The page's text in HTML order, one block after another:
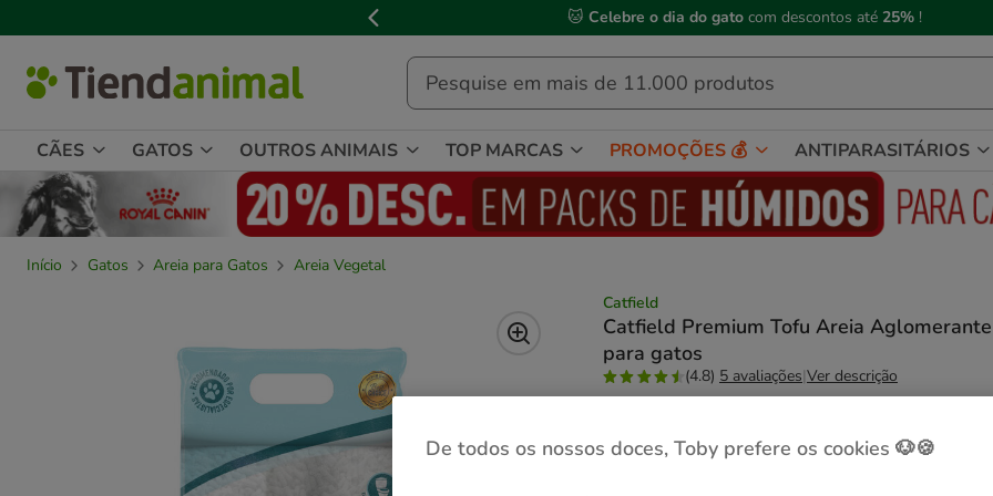
de
mensagem,
🐱 Celebre o dia do gato com descontos até 25% !
CÃES GATOS OUTROS ANIMAIS TOP MARCAS PROMOÇÕES 💰 ANTIPARASITÁRIOS
Início Gatos Areia para Gatos
Areia Vegetal
Catfield
Catfield Premium Tofu Areia Aglomerante
para gatos
(4.8) 5 avaliações|Ver descrição
Entrega Grátis
De todos os nossos doces, Toby prefere os cookies 🐶🍪